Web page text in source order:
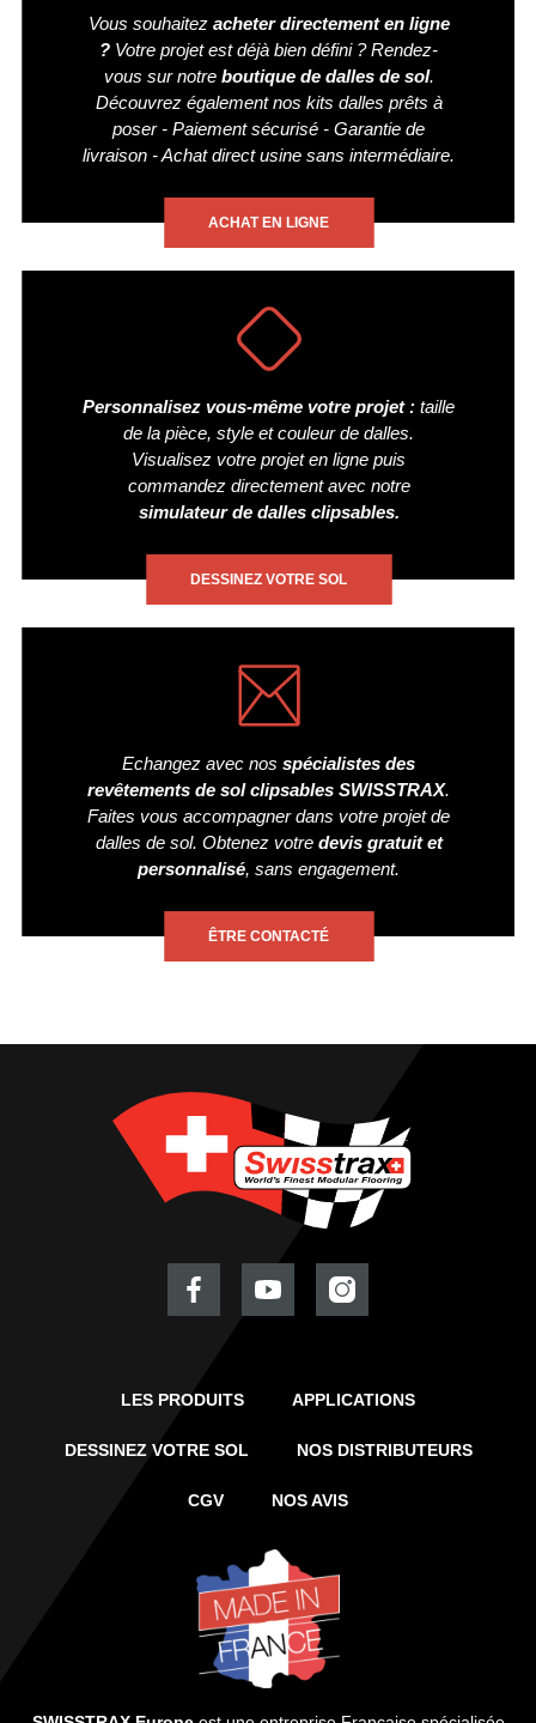
Vous souhaitez acheter directement en ligne
? Votre projet est déjà bien défini ? Rendez-
vous sur notre boutique de dalles de sol.
Découvrez également nos kits dalles prêts à
poser - Paiement sécurisé - Garantie de
livraison - Achat direct usine sans intermédiaire.
ACHAT EN LIGNE
Personnalisez vous-même votre projet : taille
de la pièce, style et couleur de dalles.
Visualisez votre projet en ligne puis
commandez directement avec notre
simulateur de dalles clipsables.
DESSINEZ VOTRE SOL
Echangez avec nos spécialistes des
revêtements de sol clipsables SWISSTRAX.
Faites vous accompagner dans votre projet de
dalles de sol. Obtenez votre devis gratuit et
personnalisé, sans engagement.
ÊTRE CONTACTÉ
LES PRODUITS APPLICATIONS
DESSINEZ VOTRE SOL NOS DISTRIBUTEURS
CGV NOS AVIS